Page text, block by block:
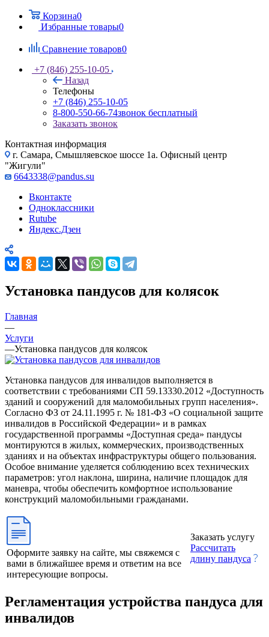
Корзина0
Избранные товары0
Сравнение товаров0
+7 (846) 255-10-05
Назад
Телефоны
+7 (846) 255-10-05
8-800-550-66-74звонок бесплатный
Заказать звонок
Контактная информация
г. Самара, Смышляевское шоссе 1а. Офисный центр
"Жигули"
6643338@pandus.su
Вконтакте
Одноклассники
Rutube
Яндекс.Дзен
Установка пандусов для колясок
Главная
—
Услуги
—Установка пандусов для колясок
Установка пандусов для инвалидов выполняется в
соответствии с требованиями СП 59.13330.2012 «Доступность
зданий и сооружений для маломобильных групп населения».
Согласно ФЗ от 24.11.1995 г. № 181-ФЗ «О социальной защите
инвалидов в Российской Федерации» и в рамках
государственной программы «Доступная среда» пандусы
монтируются в жилых, коммерческих, производственных
зданиях и на объектах инфраструктуры общего пользования.
Особое внимание уделяется соблюдению всех технических
параметров: угол наклона, ширина, наличие площадок для
маневра, чтобы обеспечить комфортное использование
конструкций маломобильными гражданами.
Оформите заявку на сайте, мы свяжемся с
вами в ближайшее время и ответим на все
интересующие вопросы.
Заказать услугу
Рассчитать
длину пандуса
Регламентация устройства пандуса для
инвалидов